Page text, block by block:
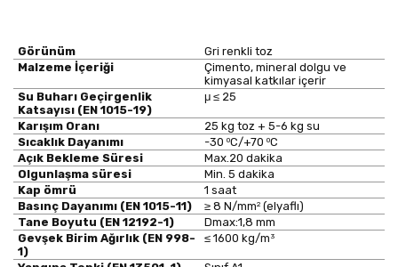
Görünüm
Gri renkli toz
Malzeme İçeriği
Çimento, mineral dolgu ve
kimyasal katkılar içerir
Su Buharı Geçirgenlik
Katsayısı (EN 1015-19)
μ ≤ 25
Karışım Oranı
25 kg toz + 5-6 kg su
Sıcaklık Dayanımı
-30 0C/+70 0C
Açık Bekleme Süresi
Max.20 dakika
Olgunlaşma süresi
Min. 5 dakika
Kap ömrü
1 saat
Basınç Dayanımı (EN 1015-11)
≥ 8 N/mm2 (elyaflı)
Tane Boyutu (EN 12192-1)
Dmax:1,8 mm
Gevşek Birim Ağırlık (EN 998-
1)
≤ 1600 kg/m 3